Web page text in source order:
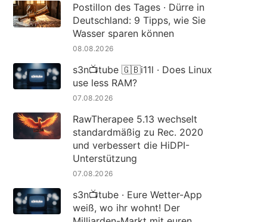
Postillon des Tages · Dürre in
Deutschland: 9 Tipps, wie Sie
Wasser sparen können
08.08.2026
s3n📺tube 🇬🇧i11l · Does Linux
use less RAM?
07.08.2026
RawTherapee 5.13 wechselt
standardmäßig zu Rec. 2020
und verbessert die HiDPI-
Unterstützung
07.08.2026
s3n📺tube · Eure Wetter-App
weiß, wo ihr wohnt! Der